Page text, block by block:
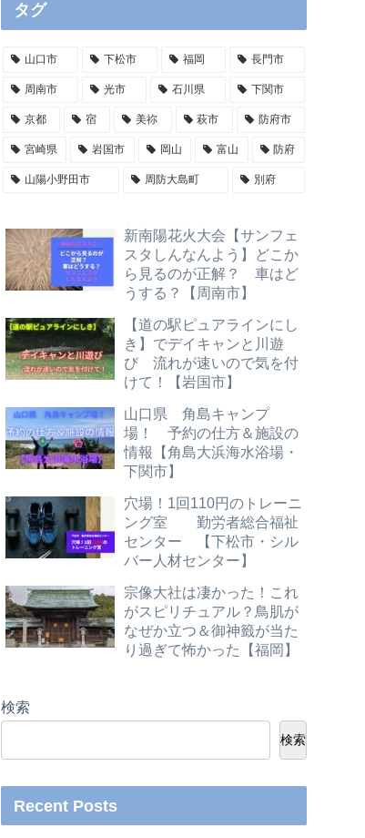
タグ
山口市 下松市 福岡 長門市
周南市 光市 石川県 下関市
京都 宿 美祢 萩市 防府市
宮崎県 岩国市 岡山 富山 防府
山陽小野田市 周防大島町 別府
新南陽花火大会【サンフェ
スタしんなんよう】どこか
ら見るのが正解？ 車はど
うする？【周南市】
【道の駅ピュアラインにし
き】でデイキャンと川遊
び 流れが速いので気を付
けて！【岩国市】
山口県 角島キャンプ
場！ 予約の仕方＆施設の
情報【角島大浜海水浴場・
下関市】
穴場！1回110円のトレーニ
ング室 勤労者総合福祉
センター 【下松市・シル
バー人材センター】
宗像大社は凄かった！これ
がスピリチュアル？鳥肌が
なぜか立つ＆御神籤が当た
り過ぎて怖かった【福岡】
検索
検索
Recent Posts